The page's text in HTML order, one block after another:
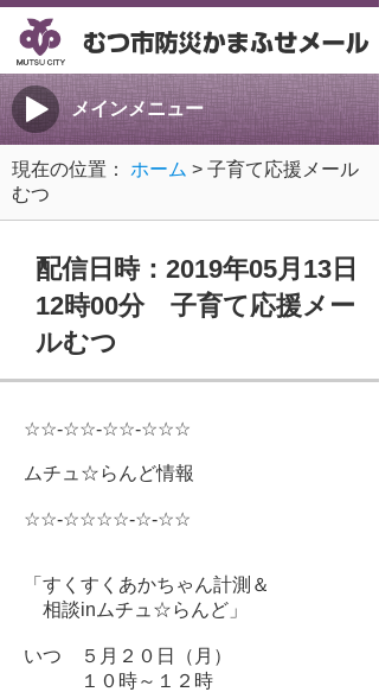
メインメニュー
現在の位置： ホーム > 子育て応援メール
むつ
配信日時：2019年05月13日
12時00分 子育て応援メー
ルむつ
☆☆-☆☆-☆☆-☆☆☆
ムチュ☆らんど情報
☆☆-☆☆☆☆-☆-☆☆
「すくすくあかちゃん計測＆
相談inムチュ☆らんど」
いつ ５月２０日（月）
１０時～１２時